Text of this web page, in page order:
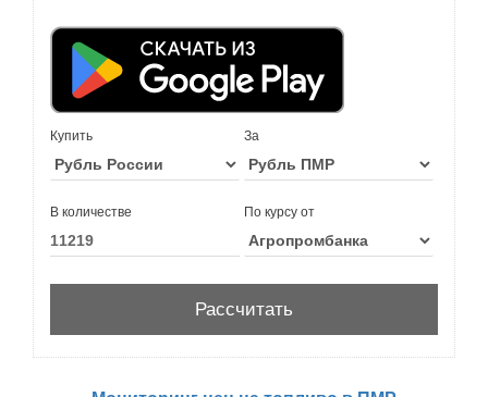
Купить За
В количестве По курсу от